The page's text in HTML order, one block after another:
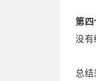
第四
没有
总结